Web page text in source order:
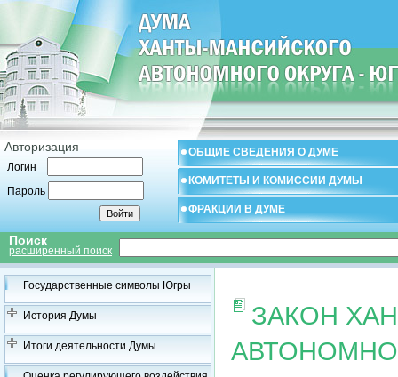
Авторизация
Логин
Пароль
ОБЩИЕ СВЕДЕНИЯ О ДУМЕ
КОМИТЕТЫ И КОМИССИИ ДУМЫ
ФРАКЦИИ В ДУМЕ
Поиск
расширенный поиск
Государственные символы Югры
История Думы
Итоги деятельности Думы
ЗАКОН